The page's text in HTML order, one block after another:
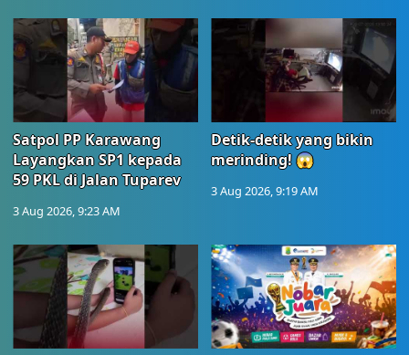
Satpol PP Karawang
Layangkan SP1 kepada
59 PKL di Jalan Tuparev
3 Aug 2026, 9:23 AM
Detik-detik yang bikin
merinding! 😱
3 Aug 2026, 9:19 AM